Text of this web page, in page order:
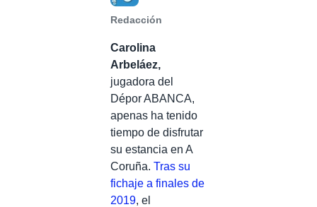
Redacción
Carolina
Arbeláez,
jugadora del
Dépor ABANCA,
apenas ha tenido
tiempo de disfrutar
su estancia en A
Coruña. Tras su
fichaje a finales de
2019, el